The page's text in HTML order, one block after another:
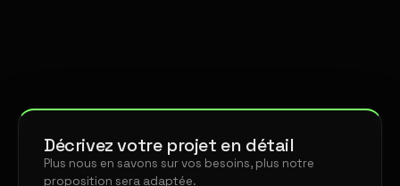
Décrivez votre projet en détail
Plus nous en savons sur vos besoins, plus notre
proposition sera adaptée.